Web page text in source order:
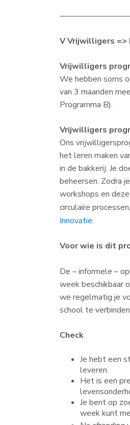
V Vrijwilligers
Vrijwilligers
We hebben soms
van 3 maanden
Programma B).
Vrijwilligers
Ons
het leren maken
in de bakkerij. Je
beheersen. Zodra
workshops en
circulaire
Innovatie.
Voor wie is dit
De – informele –
week beschikbaar
we regelmatig je
school te
Check
Je hebt een
leveren.
Het is een
Je bent op
week kunt